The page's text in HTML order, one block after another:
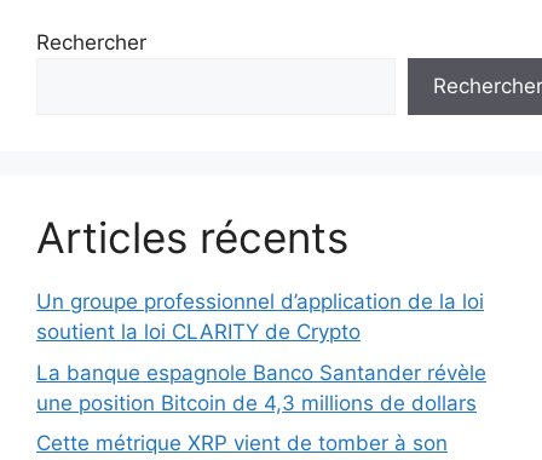
Rechercher
Rechercher
Articles récents
Un groupe professionnel d’application de la loi
soutient la loi CLARITY de Crypto
La banque espagnole Banco Santander révèle
une position Bitcoin de 4,3 millions de dollars
Cette métrique XRP vient de tomber à son